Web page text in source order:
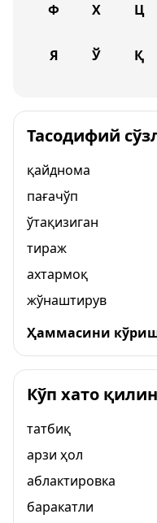
Ф Х Ц
Я Ў Қ
Тасодифий
қайднома
пағачўп
ўтақизиган
тираж
ахтармоқ
жўнаштирув
Ҳаммасини
Кўп хато
татбиқ
арзи ҳол
аблактировка
баракатли